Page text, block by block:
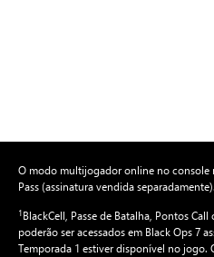
O modo multijogador online no console
Pass (assinatura vendida separadamente).
1BlackCell, Passe de Batalha, Pontos
poderão ser acessados em Black Ops 7
Temporada 1 estiver disponível no jogo.